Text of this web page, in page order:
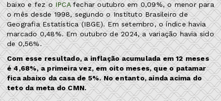
baixo e fez o IPCAfechar outubro em 0,09%, o menor para
o mês desde 1998, segundo o Instituto Brasileiro de
Geografia Estatística (IBGE). Em setembro, o índice havia
marcado 0,48%. Em outubro de 2024, a variação havia sido
de 0,56%.
Com esse resultado, a inflação acumulada em 12 meses
é 4,68%, a primeira vez, em oito meses, que o patamar
fica abaixo da casa de 5%. No entanto, ainda acima do
teto da meta do CMN.